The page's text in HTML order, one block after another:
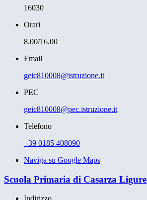
16030
Orari
8.00/16.00
Email
geic810008@istruzione.it
PEC
geic810008@pec.istruzione.it
Telefono
+39 0185 408090
Naviga su Google Maps
Scuola Primaria di Casarza Ligure